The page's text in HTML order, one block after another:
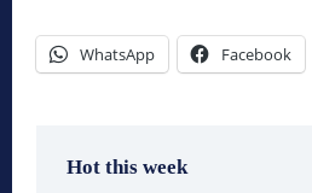
WhatsApp Facebook
Hot this week